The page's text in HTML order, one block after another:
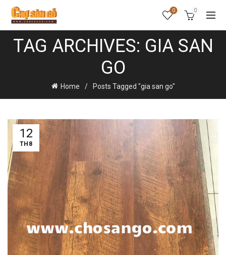
0 0
TAG ARCHIVES: GIA SAN
GO
Home Posts Tagged "gia san go"
12
TH8